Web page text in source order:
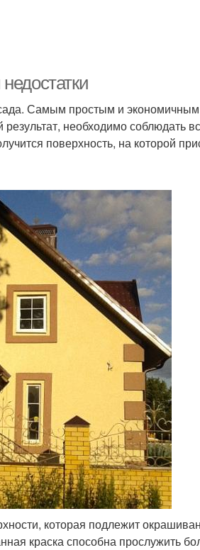
Самым простым и экономичным
необходимо соблюдать
поверхность, на которой
которая подлежит
краска способна прослужить